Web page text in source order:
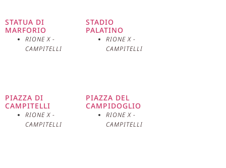
STATUA DI
MARFORIO
RIONE X -
CAMPITELLI
STADIO
PALATINO
RIONE X -
CAMPITELLI
PIAZZA DI
CAMPITELLI
RIONE X -
CAMPITELLI
PIAZZA DEL
CAMPIDOGLIO
RIONE X -
CAMPITELLI